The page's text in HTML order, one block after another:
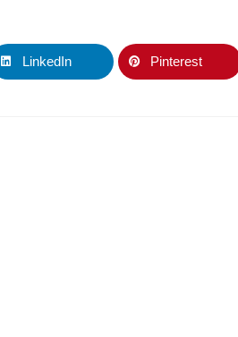
LinkedIn Pinterest